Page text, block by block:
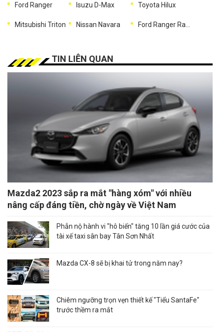
Ford Ranger Isuzu D-Max Toyota Hilux
Mitsubishi Triton Nissan Navara
TIN LIÊN QUAN
Mazda2 2023 sắp ra mắt "hàng xóm" với nhiều
nâng cấp đáng tiền, chờ ngày về Việt Nam
Phẫn nộ hành vi "hô biến" tăng 10 lần giá cước của
tài xế taxi sân bay Tân Sơn Nhất
Mazda CX-8 sẽ bị khai tử trong năm nay?
Chiêm ngưỡng trọn vẹn thiết kế "Tiểu SantaFe"
trước thềm ra mắt